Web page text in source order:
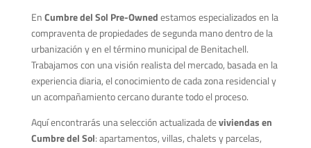
EnCumbre del Sol Pre-Ownedestamos especializados en la
compraventa de propiedades de segunda mano dentro de la
urbanización y en el término municipal de Benitachell.
Trabajamos con una visión realista del mercado, basada en la
experiencia diaria, el conocimiento de cada zona residencial y
un acompañamiento cercano durante todo el proceso.
Aquí encontrarás una selección actualizada deviviendas en
Cumbre del Sol: apartamentos, villas, chalets y parcelas,